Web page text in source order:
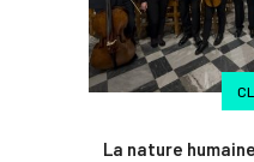
La nature